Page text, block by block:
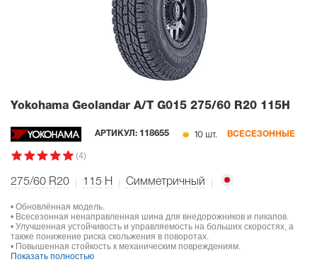
Yokohama Geolandar A/T G015 275/60 R20 115H
АРТИКУЛ: 118655 10 шт. ВСЕСЕЗОННЫЕ
(4)
275/60 R20 115 H Симметричный
• Обновлённая модель.
• Всесезонная ненаправленная шина для внедорожников и пикапов.
• Улучшенная устойчивость и управляемость на больших скоростях, а
также понижение риска скольжения в поворотах.
• Повышенная стойкость к механическим повреждениям.
Показать полностью